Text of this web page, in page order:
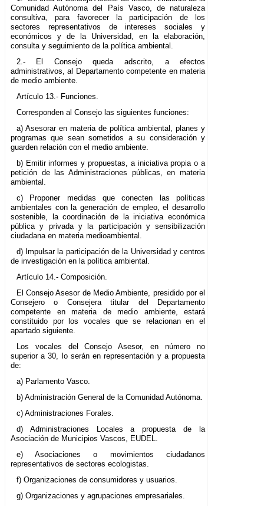
Comunidad Autónoma del País Vasco, de naturaleza
consultiva, para favorecer la participación de los
sectores representativos de intereses sociales y
económicos y de la Universidad, en la elaboración,
consulta y seguimiento de la política ambiental.
2.- El Consejo queda adscrito, a efectos
administrativos, al Departamento competente en materia
de medio ambiente.
Artículo 13.- Funciones.
Corresponden al Consejo las siguientes funciones:
a) Asesorar en materia de política ambiental, planes y
programas que sean sometidos a su consideración y
guarden relación con el medio ambiente.
b) Emitir informes y propuestas, a iniciativa propia o a
petición de las Administraciones públicas, en materia
ambiental.
c) Proponer medidas que conecten las políticas
ambientales con la generación de empleo, el desarrollo
sostenible, la coordinación de la iniciativa económica
pública y privada y la participación y sensibilización
ciudadana en materia medioambiental.
d) Impulsar la participación de la Universidad y centros
de investigación en la política ambiental.
Artículo 14.- Composición.
El Consejo Asesor de Medio Ambiente, presidido por el
Consejero o Consejera titular del Departamento
competente en materia de medio ambiente, estará
constituido por los vocales que se relacionan en el
apartado siguiente.
Los vocales del Consejo Asesor, en número no
superior a 30, lo serán en representación y a propuesta
de:
a) Parlamento Vasco.
b) Administración General de la Comunidad Autónoma.
c) Administraciones Forales.
d) Administraciones Locales a propuesta de la
Asociación de Municipios Vascos, EUDEL.
e) Asociaciones o movimientos ciudadanos
representativos de sectores ecologistas.
f) Organizaciones de consumidores y usuarios.
g) Organizaciones y agrupaciones empresariales.